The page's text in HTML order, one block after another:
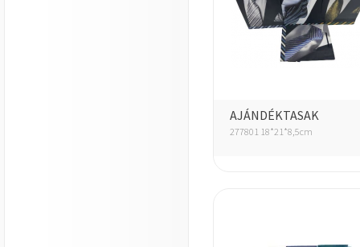
AJÁNDÉKTASAK
277801 18*21*8,5cm